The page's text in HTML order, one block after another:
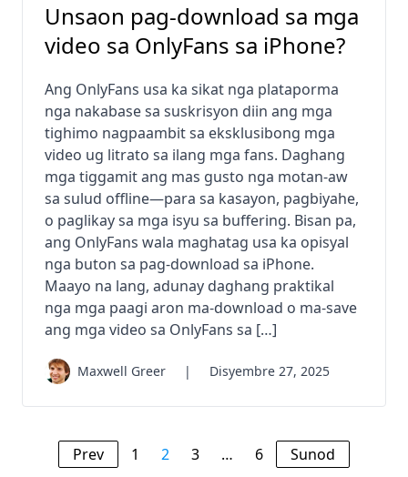
Unsaon pag-download sa mga
video sa OnlyFans sa iPhone?
Ang OnlyFans usa ka sikat nga plataporma
nga nakabase sa suskrisyon diin ang mga
tighimo nagpaambit sa eksklusibong mga
video ug litrato sa ilang mga fans. Daghang
mga tiggamit ang mas gusto nga motan-aw
sa sulud offline—para sa kasayon, pagbiyahe,
o paglikay sa mga isyu sa buffering. Bisan pa,
ang OnlyFans wala maghatag usa ka opisyal
nga buton sa pag-download sa iPhone.
Maayo na lang, adunay daghang praktikal
nga mga paagi aron ma-download o ma-save
ang mga video sa OnlyFans sa […]
Maxwell Greer | Disyembre 27, 2025
Prev 1 2 3 … 6 Sunod